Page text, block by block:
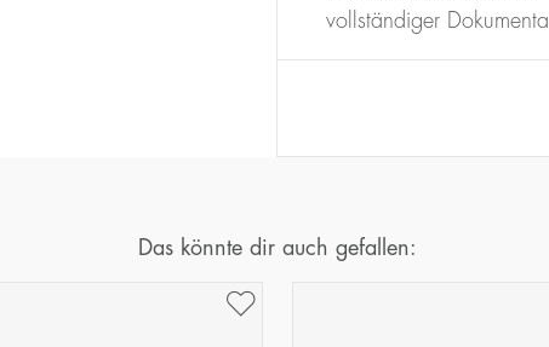
vollständiger
53,4
56,5
65,9
Das könnte dir auch gefallen: